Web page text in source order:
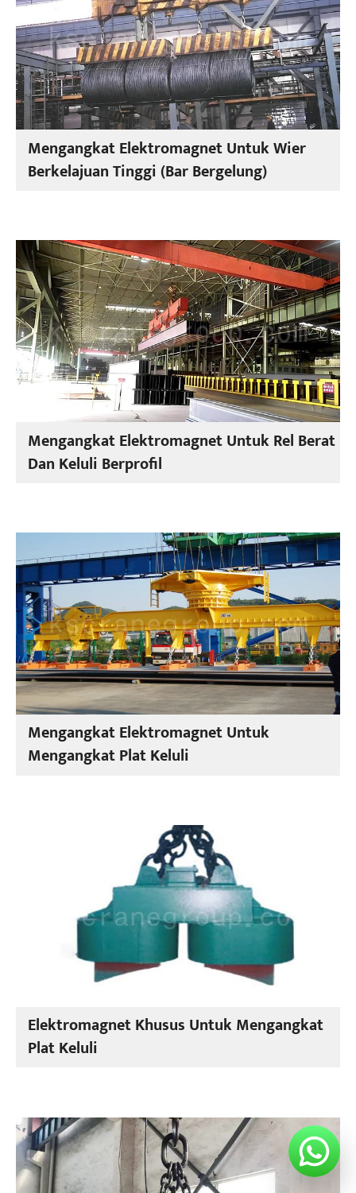
Mengangkat Elektromagnet Untuk Wier
Berkelajuan Tinggi (Bar Bergelung)
Mengangkat Elektromagnet Untuk Rel Berat
Dan Keluli Berprofil
Mengangkat Elektromagnet Untuk
Mengangkat Plat Keluli
Elektromagnet Khusus Untuk Mengangkat
Plat Keluli